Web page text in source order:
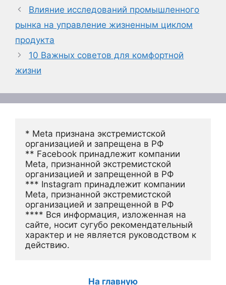
Влияние исследований промышленного
рынка на управление жизненным циклом
продукта
10 Важных советов для комфортной
жизни
* Meta признана экстремистской
организацией и запрещена в РФ
** Facebook принадлежит компании
Meta, признанной экстремистской
организацией и запрещенной в РФ
*** Instagram принадлежит компании
Meta, признанной экстремистской
организацией и запрещенной в РФ
**** Вся информация, изложенная на
сайте, носит сугубо рекомендательный
характер и не является руководством к
действию.
На главную